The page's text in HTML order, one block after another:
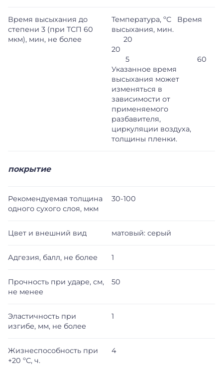
Время высыхания до
степени 3 (при ТСП 60
мкм), мин, не более
Температура, ºС Время
высыхания, мин.
20
20
5 60
Указанное время
высыхания может
изменяться в
зависимости от
применяемого
разбавителя,
циркуляции воздуха,
толщины пленки.
покрытие
Рекомендуемая толщина
одного сухого слоя, мкм
30-100
Цвет и внешний вид матовый: серый
Адгезия, балл, не более 1
Прочность при ударе, см,
не менее
50
Эластичность при
изгибе, мм, не более
1
Жизнеспособность при
+20 ºС, ч.
4